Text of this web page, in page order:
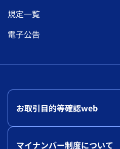
規定一覧
電子公告
お取引目的等確認web
マイナンバー制度について